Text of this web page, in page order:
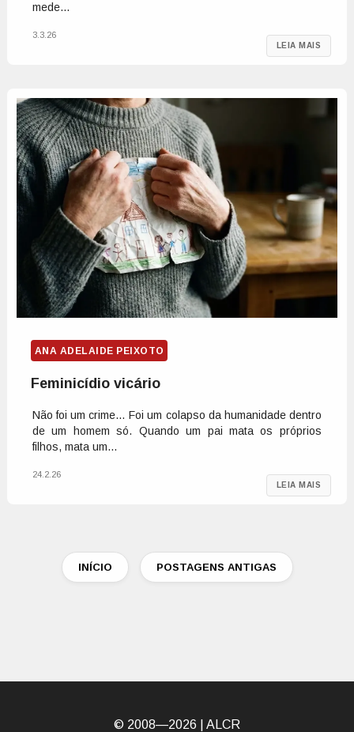
mede...
LEIA MAIS
3.3.26
ANA ADELAIDE PEIXOTO
Feminicídio vicário
Não foi um crime… Foi um colapso da humanidade dentro
de um homem só. Quando um pai mata os próprios
filhos, mata um...
LEIA MAIS
24.2.26
INÍCIO POSTAGENS ANTIGAS
© 2008—2026 | ALCR